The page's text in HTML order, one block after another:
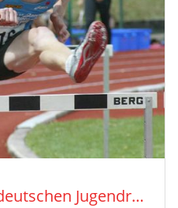
Gregor Traber läuft deutschen Jugendrekord / Anne Möllinger mit Jahresbestzeit